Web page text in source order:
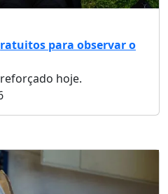
para observar o
hoje.